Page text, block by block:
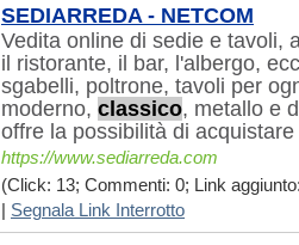
SEDIARREDA - NETCOM
Vedita online di sedie e tavoli,
il ristorante, il bar, l'albergo,
sgabelli, poltrone, tavoli per
moderno, classico, metallo e
offre la possibilità di
https://www.sediarreda.com
(Click: 13; Commenti: 0; Link
Segnala Link Interrotto